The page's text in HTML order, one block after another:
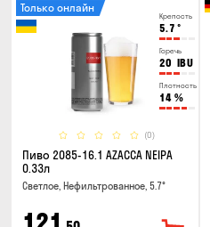
Крепость
5.7 °
Горечь
20 IBU
Плотность
14 %
(0)
Только онлайн
Пиво 2085-16.1 AZACCA NEIPA
0.33л
Светлое, Нефильтрованное, 5.7°